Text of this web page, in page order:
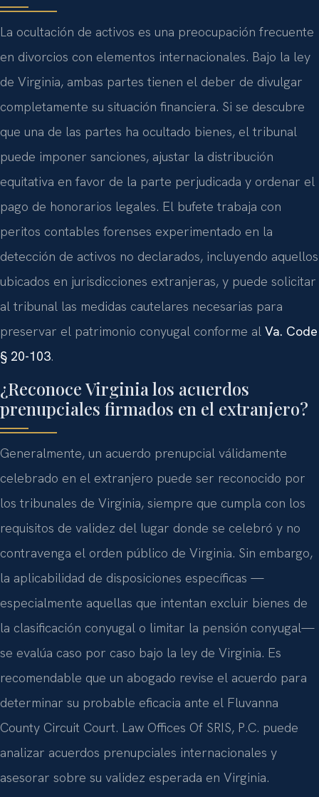
La ocultación de activos es una preocupación frecuente
en divorcios con elementos internacionales. Bajo la ley
de Virginia, ambas partes tienen el deber de divulgar
completamente su situación financiera. Si se descubre
que una de las partes ha ocultado bienes, el tribunal
puede imponer sanciones, ajustar la distribución
equitativa en favor de la parte perjudicada y ordenar el
pago de honorarios legales. El bufete trabaja con
peritos contables forenses experimentado en la
detección de activos no declarados, incluyendo aquellos
ubicados en jurisdicciones extranjeras, y puede solicitar
al tribunal las medidas cautelares necesarias para
preservar el patrimonio conyugal conforme al Va. Code
§ 20-103.
¿Reconoce Virginia los acuerdos
prenupciales firmados en el extranjero?
Generalmente, un acuerdo prenupcial válidamente
celebrado en el extranjero puede ser reconocido por
los tribunales de Virginia, siempre que cumpla con los
requisitos de validez del lugar donde se celebró y no
contravenga el orden público de Virginia. Sin embargo,
la aplicabilidad de disposiciones específicas —
especialmente aquellas que intentan excluir bienes de
la clasificación conyugal o limitar la pensión conyugal—
se evalúa caso por caso bajo la ley de Virginia. Es
recomendable que un abogado revise el acuerdo para
determinar su probable eficacia ante el Fluvanna
County Circuit Court. Law Offices Of SRIS, P.C. puede
analizar acuerdos prenupciales internacionales y
asesorar sobre su validez esperada en Virginia.